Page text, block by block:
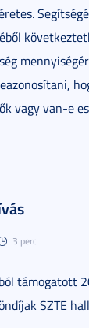
vagy van-e
3 perc
támogatott
SZTE